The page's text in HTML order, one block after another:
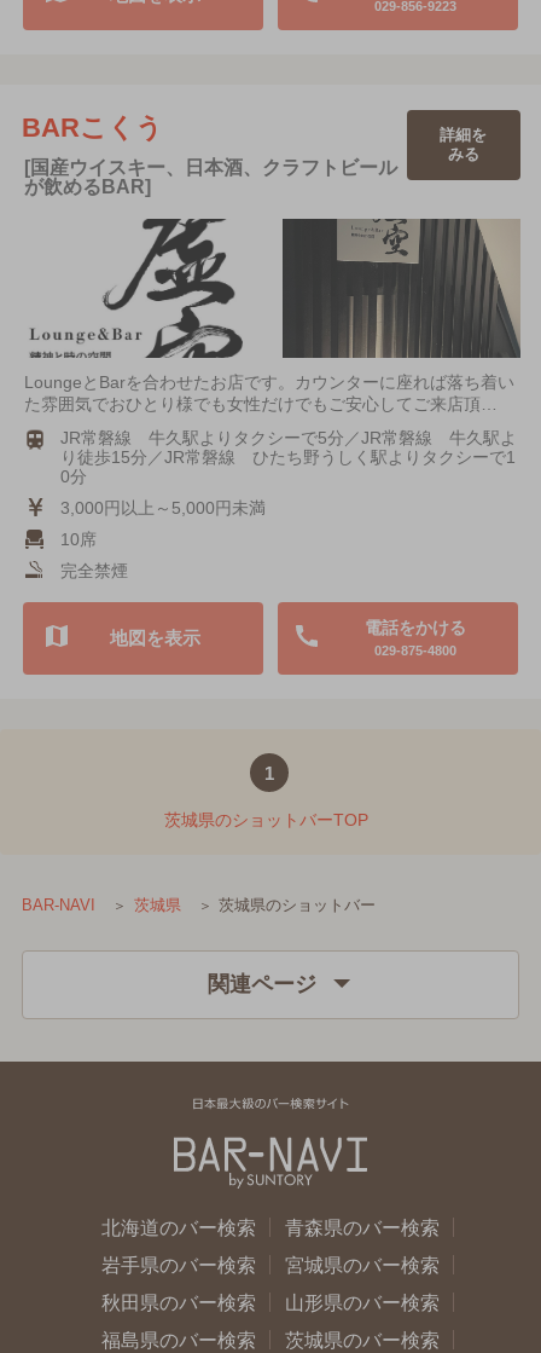
029-856-9223
BARこくう
[国産ウイスキー、日本酒、クラフトビール
が飲めるBAR]
詳細を
みる
LoungeとBarを合わせたお店です。カウンターに座れば落ち着い
た雰囲気でおひとり様でも女性だけでもご安心してご来店頂…
JR常磐線 牛久駅よりタクシーで5分／JR常磐線 牛久駅よ
り徒歩15分／JR常磐線 ひたち野うしく駅よりタクシーで1
0分
3,000円以上～5,000円未満
10席
完全禁煙
電話をかける
029-875-4800
地図を表示
1
茨城県のショットバーTOP
BAR-NAVI 茨城県 茨城県のショットバー
関連ページ
北海道のバー検索
青森県のバー検索
岩手県のバー検索
宮城県のバー検索
秋田県のバー検索
山形県のバー検索
福島県のバー検索
茨城県のバー検索